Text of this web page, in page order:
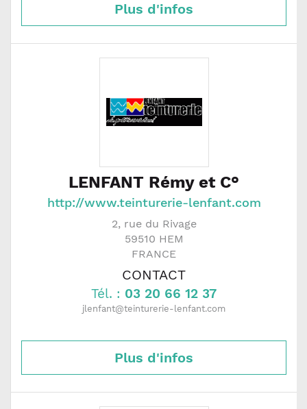
Plus d'infos
LENFANT Rémy et C°
http://www.teinturerie-lenfant.com
2, rue du Rivage
59510 HEM
FRANCE
CONTACT
Tél. : 03 20 66 12 37
jlenfant@teinturerie-lenfant.com
Plus d'infos